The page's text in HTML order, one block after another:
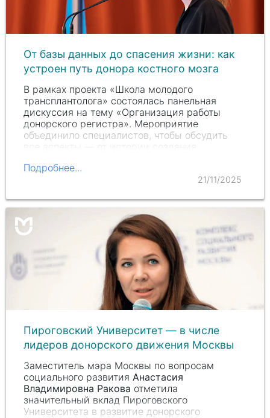
От базы данных до спасения жизни: как
устроен путь донора костного мозга
В рамках проекта «Школа молодого
трансплантолога» состоялась панельная
дискуссия на тему «Организация работы
донорского регистра». Мероприятие
объединило специалистов, чтобы обсудить
Подробнее...
21/11/2025
Пироговский Университет — в числе
лидеров донорского движения Москвы
Заместитель мэра Москвы по вопросам
социального развития Анастасия
Владимировна Ракова отметила
значительный вклад Пироговского
Университета в развитие донорского